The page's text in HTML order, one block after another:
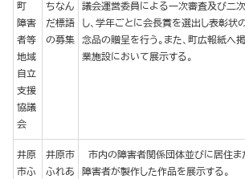
町
障害
者等
地域
自立
支援
協議
会
ちなん
だ標語
の募集
議会運営委員による一次審査及び二
し、学年ごとに会長賞を選出し表彰状
念品の贈呈を行う。また、町広報紙へ
業施設において展示する。
井原
市ふ
井原市
ふれあ
市内の障害者関係団体並びに居住ま
障害者が製作した作品を展示する。